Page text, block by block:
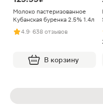
Молоко пастеризованное
Кубанская буренка 2.5% 1.4л
4.9· 638 отзывов
В корзину